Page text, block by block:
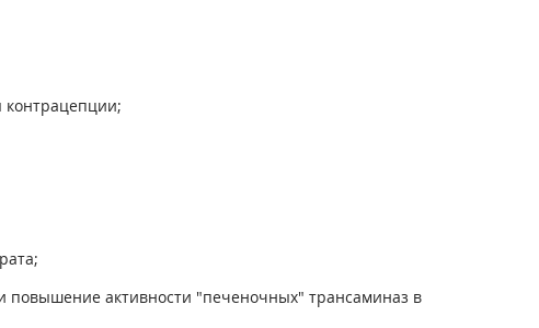
повышение активности "печеночных" трансаминаз в